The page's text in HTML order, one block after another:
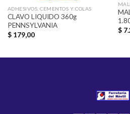
ADHESIVOS, CEMENTOS Y COLAS
CLAVO LIQUIDO 360g
PENNSYLVANIA
$179,00
$